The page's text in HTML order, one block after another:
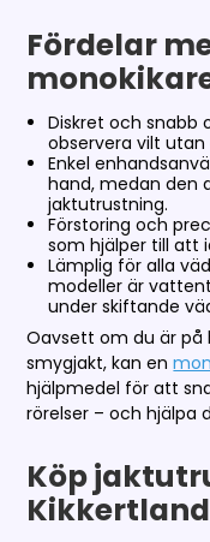
Fördelar
Diskret och snabb
observera vilt
Enkel
hand, medan den
jaktutrustning.
Förstoring och
som hjälper till att
Lämplig för alla
modeller är
under skiftande
Oavsett om du är på
smygjakt, kan en
hjälpmedel för att
rörelser – och hjälpa
Köp
Kikkertland